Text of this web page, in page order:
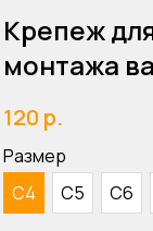
Крепеж
монтажа
120 р.
Размер
С4
С5 С6